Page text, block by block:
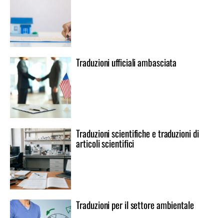
Traduzioni ufficiali ambasciata
Traduzioni scientifiche e traduzioni di
articoli scientifici
Traduzioni per il settore ambientale